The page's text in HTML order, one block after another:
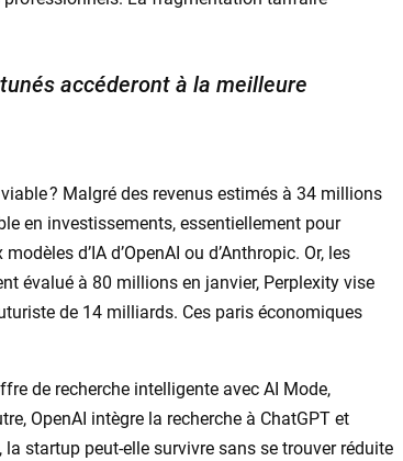
accéderont à la meilleure
? Malgré des revenus estimés à 34 millions
en investissements, essentiellement pour
d’IA d’OpenAI ou d’Anthropic. Or, les
évalué à 80 millions en janvier, Perplexity vise
de 14 milliards. Ces paris économiques
de recherche intelligente avec AI Mode,
OpenAI intègre la recherche à ChatGPT et
startup peut-elle survivre sans se trouver réduite